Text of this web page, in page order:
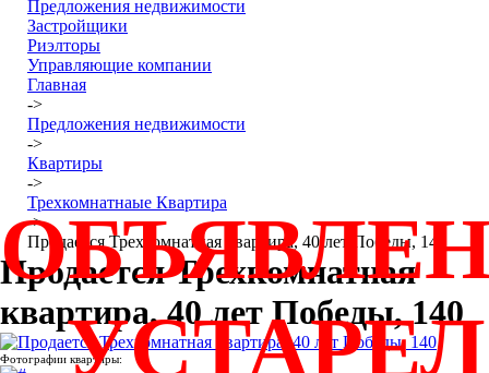
Предложения недвижимости
Застройщики
Риэлторы
Управляющие компании
Главная
->
Предложения недвижимости
->
Квартиры
->
Трехкомнатнаые Квартира
->
Продается Трехкомнатная квартира, 40 лет Победы, 140
Продается Трехкомнатная
квартира, 40 лет Победы, 140
Фотографии квартиры: